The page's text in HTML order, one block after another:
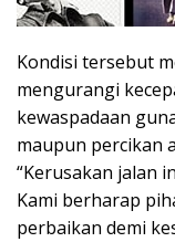
Kondisi tersebut
mengurangi
kewaspadaan
maupun percikan
“Kerusakan jalan
Kami berharap
perbaikan demi